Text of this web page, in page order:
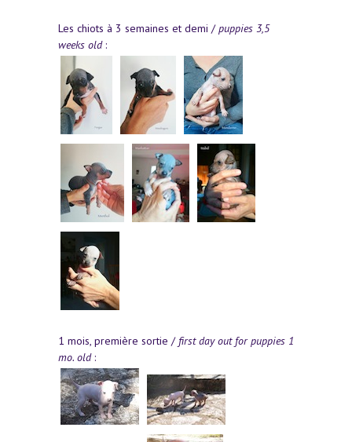
Les chiots à 3 semaines et demi /puppies 3,5
weeks old:
1 mois, première sortie / first day out for puppies 1
mo. old: